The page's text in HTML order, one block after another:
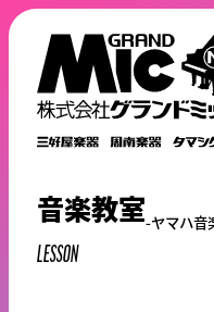
音楽教室
LESSON
ヤマハ音